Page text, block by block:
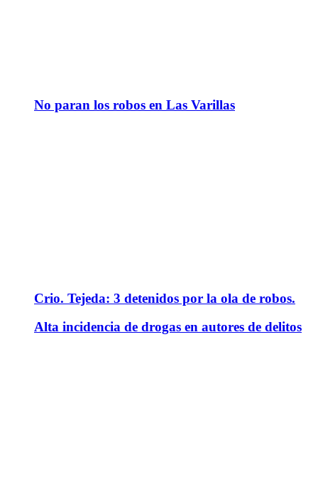
No paran los robos en Las Varillas
Crio. Tejeda: 3 detenidos por la ola de robos.
Alta incidencia de drogas en autores de delitos